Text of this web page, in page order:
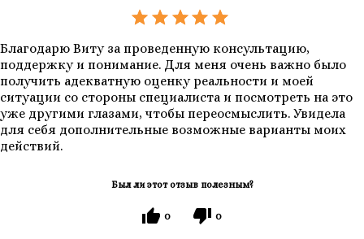
Благодарю Виту за проведенную консультацию,
поддержку и понимание. Для меня очень важно было
получить адекватную оценку реальности и моей
ситуации со стороны специалиста и посмотреть на это
уже другими глазами, чтобы переосмыслить. Увидела
для себя дополнительные возможные варианты моих
действий.
Был ли этот отзыв полезным?
0 0